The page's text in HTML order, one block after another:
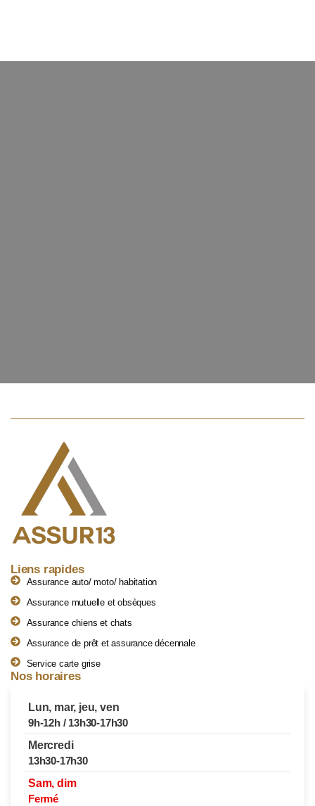
Liens rapides
Assurance auto/ moto/ habitation
Assurance mutuelle et obsèques
Assurance chiens et chats
Assurance de prêt et assurance décennale
Service carte grise
Nos horaires
Lun, mar, jeu, ven
9h-12h / 13h30-17h30
Mercredi
13h30-17h30
Sam, dim
Fermé